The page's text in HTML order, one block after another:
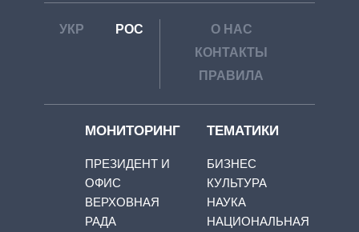
УКР РОС
О НАС
КОНТАКТЫ
ПРАВИЛА
МОНИТОРИНГ
ПРЕЗИДЕНТ И
ОФИС
ВЕРХОВНАЯ
РАДА
ТЕМАТИКИ
БИЗНЕС
КУЛЬТУРА
НАУКА
НАЦИОНАЛЬНАЯ